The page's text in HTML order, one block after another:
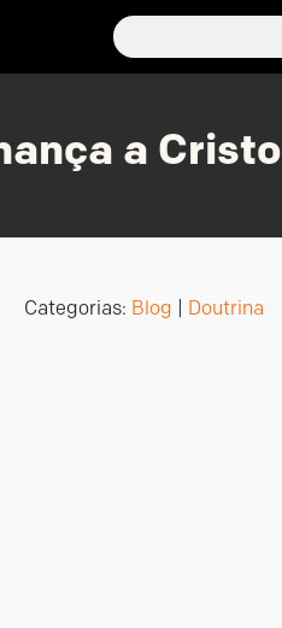
a Cristo
Categorias: Blog Doutrina